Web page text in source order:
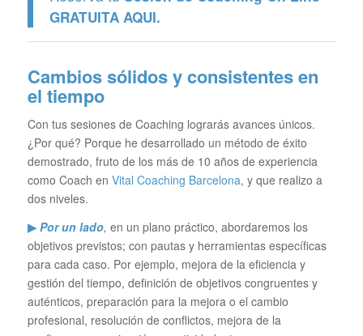
GRATUITA AQUI.
Cambios sólidos y consistentes en
el tiempo
Con tus sesiones de Coaching lograrás avances únicos.
¿Por qué? Porque he desarrollado un método de éxito
demostrado, fruto de los más de 10 años de experiencia
como Coach en Vital Coaching Barcelona, y que realizo a
dos niveles.
▶Por un lado, en un plano práctico, abordaremos los
objetivos previstos; con pautas y herramientas específicas
para cada caso. Por ejemplo, mejora de la eficiencia y
gestión del tiempo, definición de objetivos congruentes y
auténticos, preparación para la mejora o el cambio
profesional, resolución de conflictos, mejora de la